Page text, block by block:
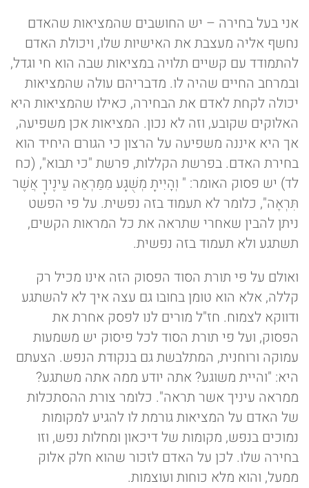
אני בעל בחירה – יש החושבים שהמציאות שהאדם
נחשף אליה מעצבת את האישיות שלו, ויכולת האדם
להתמודד עם קשיים תלויה במציאות שבה הוא חי וגדל,
ובמרחב החיים שהיה לו. מדבריהם עולה שהמציאות
יכולה לקחת לאדם את הבחירה, כאילו שהמציאות היא
האלוקים שקובע, וזה לא נכון. המציאות אכן משפיעה,
אך היא איננה משפיעה על הרצון כי הגורם היחיד הוא
בחירת האדם. בפרשת הקללות, פרשת "כי תבוא", (כח
לד) יש פסוק האומר: " וְהָיִיתָ מְשֻׁגָּע מִמַּרְאֵה עֵינֶיךָ אֲשֶׁר
תִּרְאֶה", כלומר לא תעמוד בזה נפשית. על פי הפשט
ניתן להבין שאחרי שתראה את כל המראות הקשים,
תשתגע ולא תעמוד בזה נפשית.
ואולם על פי תורת הסוד הפסוק הזה אינו מכיל רק
קללה, אלא הוא טומן בחובו גם עצה איך לא להשתגע
ודווקא לצמוח. חז"ל מורים לנו לפסק אחרת את
הפסוק, ועל פי תורת הסוד לכל פיסוק יש משמעות
עמוקה ורוחנית, המתלבשת גם בנקודת הנפש. הצעתם
היא: "והיית משוגע? אתה יודע ממה אתה משתגע?
ממראה עיניך אשר תראה". כלומר צורת ההסתכלות
של האדם על המציאות גורמת לו להגיע למקומות
נמוכים בנפש, מקומות של דיכאון ומחלות נפש, וזו
בחירה שלו. לכן על האדם לזכור שהוא חלק אלוק
ממעל, והוא מלא כוחות ועוצמות.